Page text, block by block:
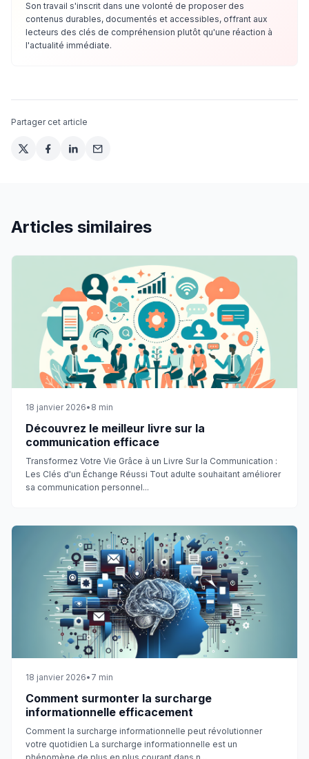
Son travail s'inscrit dans une volonté de proposer des
contenus durables, documentés et accessibles, offrant aux
lecteurs des clés de compréhension plutôt qu'une réaction à
l'actualité immédiate.
Partager cet article
Articles similaires
18 janvier 2026• 8 min
Découvrez le meilleur livre sur la
communication efficace
Transformez Votre Vie Grâce à un Livre Sur la Communication :
Les Clés d'un Échange Réussi Tout adulte souhaitant améliorer
sa communication personnel...
18 janvier 2026• 7 min
Comment surmonter la surcharge
informationnelle efficacement
Comment la surcharge informationnelle peut révolutionner
votre quotidien La surcharge informationnelle est un